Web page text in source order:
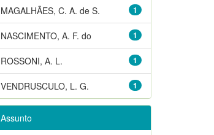
1
MAGALHÃES, C. A. de S.
1
NASCIMENTO, A. F. do
1
ROSSONI, A. L.
1
VENDRUSCULO, L. G.
Assunto